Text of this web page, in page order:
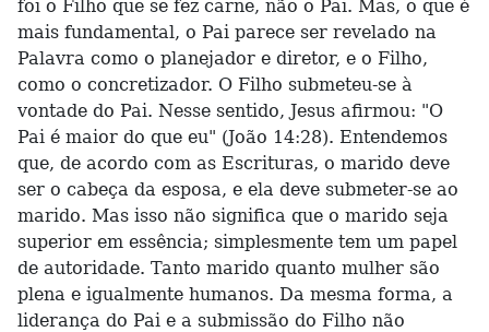
foi o Filho que se fez carne, não o Pai. Mas, o que é
mais fundamental, o Pai parece ser revelado na
Palavra como o planejador e diretor, e o Filho,
como o concretizador. O Filho submeteu-se à
vontade do Pai. Nesse sentido, Jesus afirmou: "O
Pai é maior do que eu" (João 14:28). Entendemos
que, de acordo com as Escrituras, o marido deve
ser o cabeça da esposa, e ela deve submeter-se ao
marido. Mas isso não significa que o marido seja
superior em essência; simplesmente tem um papel
de autoridade. Tanto marido quanto mulher são
plena e igualmente humanos. Da mesma forma, a
liderança do Pai e a submissão do Filho não